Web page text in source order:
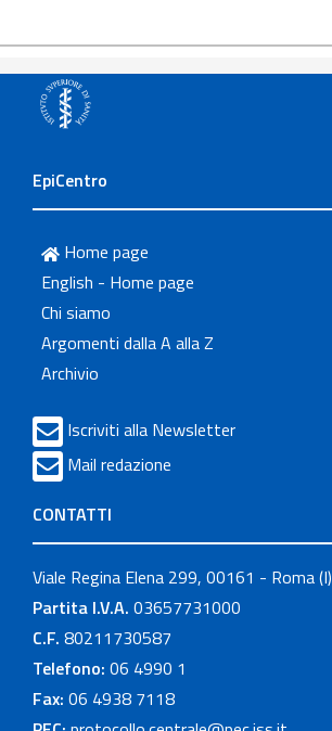
EpiCentro
Home page
English - Home page
Chi siamo
Argomenti dalla A alla Z
Archivio
Iscriviti alla Newsletter
Mail redazione
CONTATTI
Viale Regina Elena 299, 00161 - Roma (I)
Partita I.V.A. 03657731000
C.F. 80211730587
Telefono: 06 4990 1
Fax: 06 4938 7118